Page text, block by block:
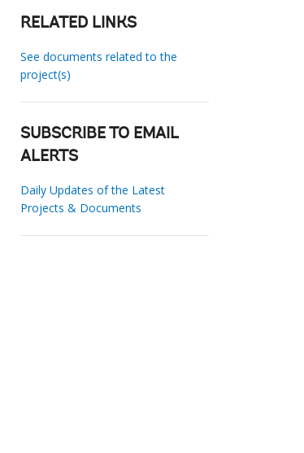
RELATED LINKS
See documents related to the
project(s)
SUBSCRIBE TO EMAIL
ALERTS
Daily Updates of the Latest
Projects & Documents